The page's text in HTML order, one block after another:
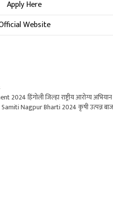
Apply Here
Website
हिंगोली जिल्हा राष्ट्रीय आरोग्य
Nagpur Bharti 2024 कृषी उत्पन्न